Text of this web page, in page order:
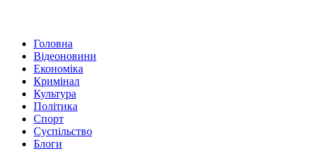
Головна
Відеоновини
Економіка
Кримінал
Культура
Політика
Спорт
Суспільство
Блоги